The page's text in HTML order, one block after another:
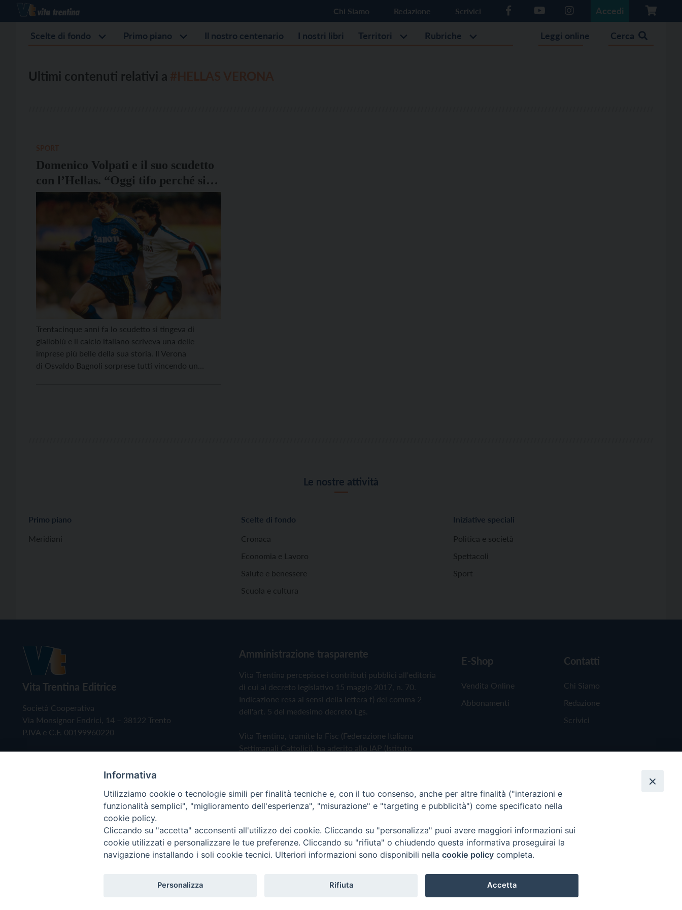
Chi Siamo Redazione Scrivici Accedi
Scelte di fondo Primo piano Il nostro centenario I nostri libri Territori Rubriche Leggi online Cerca
Ultimi contenuti relativi a
Domenico Volpati e il suo scudetto
con l’Hellas. “Oggi tifo perché si
ritorni in campo”
Trentacinque anni fa lo scudetto si tingeva di
gialloblù e il calcio italiano scriveva una delle
imprese più belle della sua storia. Il Verona
di Osvaldo Bagnoli sorprese tutti vincendo un
Le nostre attività
Primo piano
Meridiani
Scelte di fondo
Cronaca
Economia e Lavoro
Salute e benessere
Scuola e cultura
Iniziative speciali
Politica e società
Spettacoli
Sport
Vita Trentina Editrice
Società Cooperativa
Via Monsignor Endrici, 14 – 38122 Trento
P.IVA e C.F. 00199960220
Amministrazione trasparente
Vita Trentina percepisce i contributi pubblici all'editoria
di cui al decreto legislativo 15 maggio 2017, n. 70.
Indicazione resa ai sensi della lettera f) del comma 2
dell'art. 5 del medesimo decreto Lgs.
Vita Trentina, tramite la Fisc (Federazione Italiana
Settimanali Cattolici), ha aderito allo IAP (Istituto
Privacy Policy Cookie Policy
E-Shop
Vendita Online
Abbonamenti
Contatti
Chi Siamo
Redazione
Scrivici
Copyright © 2019 - Tutti i diritti riservati - Vita Trentina Editrice
Informativa
Utilizziamo cookie o tecnologie simili per finalità tecniche e, con il tuo consenso, anche per altre finalità ("interazioni e
funzionalità semplici", "miglioramento dell'esperienza", "misurazione" e "targeting e pubblicità") come specificato nella
cookie policy.
Cliccando su "accetta" acconsenti all'utilizzo dei cookie. Cliccando su "personalizza" puoi avere maggiori informazioni sui
cookie utilizzati e personalizzare le tue preferenze. Cliccando su "rifiuta" o chiudendo questa informativa proseguirai la
navigazione installando i soli cookie tecnici. Ulteriori informazioni sono disponibili nella cookie policy completa.
Personalizza Rifiuta Accetta